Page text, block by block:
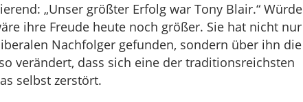
„Unser größter Erfolg war Tony Blair.“ Würde
ihre Freude heute noch größer. Sie hat nicht nur
Nachfolger gefunden, sondern über ihn die
verändert, dass sich eine der traditionsreichsten
selbst zerstört.